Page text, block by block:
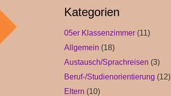
Kategorien
05er Klassenzimmer (11)
Allgemein (18)
Austausch/Sprachreisen (3)
Beruf-/Studienorientierung (12)
Eltern (10)